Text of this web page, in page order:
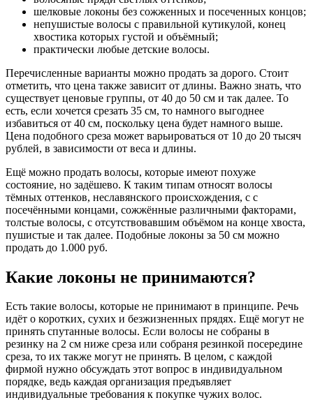
шелковые локоны без сожженных и посеченных концов;
непушистые волосы с правильной кутикулой, конец
хвостика которых густой и объёмный;
практически любые детские волосы.
Перечисленные варианты можно продать за дорого. Стоит
отметить, что цена также зависит от длины. Важно знать, что
существует ценовые группы, от 40 до 50 см и так далее. То
есть, если хочется срезать 35 см, то намного выгоднее
избавиться от 40 см, поскольку цена будет намного выше.
Цена подобного среза может варьироваться от 10 до 20 тысяч
рублей, в зависимости от веса и длины.
Ещё можно продать волосы, которые имеют похуже
состояние, но задёшево. К таким типам относят волосы
тёмных оттенков, неславянского происхождения, с с
посечёнными концами, сожжённые различными факторами,
толстые волосы, с отсутствовавшим объёмом на конце хвоста,
пушистые и так далее. Подобные локоны за 50 см можно
продать до 1.000 руб.
Какие локоны не принимаются?
Есть такие волосы, которые не принимают в принципе. Речь
идёт о коротких, сухих и безжизненных прядях. Ещё могут не
принять спутанные волосы. Если волосы не собраны в
резинку на 2 см ниже среза или собраня резинкой посередине
среза, то их также могут не принять. В целом, с каждой
фирмой нужно обсуждать этот вопрос в индивидуальном
порядке, ведь каждая организация предъявляет
индивидуальные требования к покупке чужих волос.